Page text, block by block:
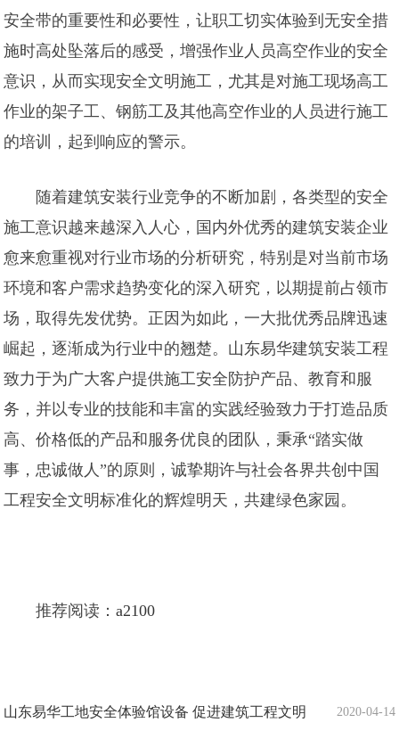
安全带的重要性和必要性，让职工切实体验到无安全措
施时高处坠落后的感受，增强作业人员高空作业的安全
意识，从而实现安全文明施工，尤其是对施工现场高工
作业的架子工、钢筋工及其他高空作业的人员进行施工
的培训，起到响应的警示。
随着建筑安装行业竞争的不断加剧，各类型的安全
施工意识越来越深入人心，国内外优秀的建筑安装企业
愈来愈重视对行业市场的分析研究，特别是对当前市场
环境和客户需求趋势变化的深入研究，以期提前占领市
场，取得先发优势。正因为如此，一大批优秀品牌迅速
崛起，逐渐成为行业中的翘楚。山东易华建筑安装工程
致力于为广大客户提供施工安全防护产品、教育和服
务，并以专业的技能和丰富的实践经验致力于打造品质
高、价格低的产品和服务优良的团队，秉承“踏实做
事，忠诚做人”的原则，诚挚期许与社会各界共创中国
工程安全文明标准化的辉煌明天，共建绿色家园。
推荐阅读：a2100
2020-04-14
山东易华工地安全体验馆设备 促进建筑工程文明